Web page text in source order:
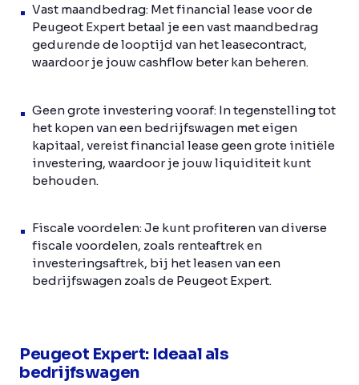
Vast maandbedrag: Met financial lease voor de
Peugeot Expert betaal je een vast maandbedrag
gedurende de looptijd van het leasecontract,
waardoor je jouw cashflow beter kan beheren.
Geen grote investering vooraf: In tegenstelling tot
het kopen van een bedrijfswagen met eigen
kapitaal, vereist financial lease geen grote initiële
investering, waardoor je jouw liquiditeit kunt
behouden.
Fiscale voordelen: Je kunt profiteren van diverse
fiscale voordelen, zoals renteaftrek en
investeringsaftrek, bij het leasen van een
bedrijfswagen zoals de Peugeot Expert.
Peugeot Expert: Ideaal als
bedrijfswagen